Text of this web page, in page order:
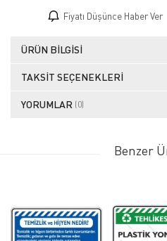
Fiyatı Düşünce Haber Ver
ÜRÜN BILGISI
TAKSIT SEÇENEKLERI
YORUMLAR (0)
Benzer